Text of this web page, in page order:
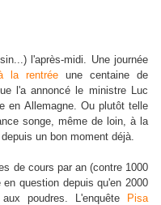
l'après-midi. Une journée
la rentrée
une centaine de
l'a annoncé le ministre Luc
en Allemagne. Ou plutôt telle
songe, même de loin, à la
un bon moment déjà.
de cours par an (contre 1000
question depuis qu'en 2000
poudres. L'enquête
Pisa